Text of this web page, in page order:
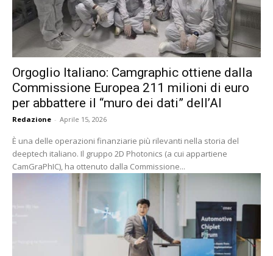
Orgoglio Italiano: Camgraphic ottiene dalla
Commissione Europea 211 milioni di euro
per abbattere il “muro dei dati” dell’AI
Redazione - Aprile 15, 2026
È una delle operazioni finanziarie più rilevanti nella storia del
deeptech italiano. Il gruppo 2D Photonics (a cui appartiene
CamGraPhIC), ha ottenuto dalla Commissione...